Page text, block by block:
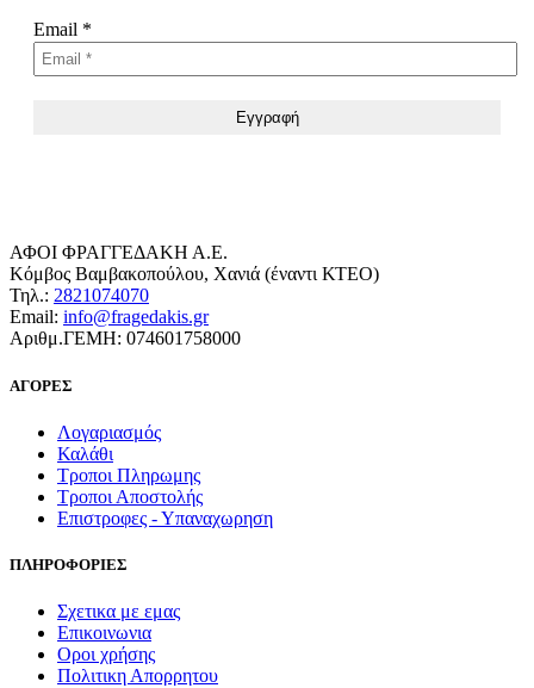
Email *
ΑΦΟΙ ΦΡΑΓΓΕΔΑΚΗ Α.Ε.
Κόμβος Βαμβακοπούλου, Χανιά (έναντι ΚΤΕΟ)
Τηλ.: 2821074070
Email: info@fragedakis.gr
Αριθμ.ΓΕΜΗ: 074601758000
ΑΓΟΡΕΣ
Λογαριασμός
Καλάθι
Τροποι Πληρωμης
Τροποι Αποστολής
Επιστροφες - Υπαναχωρηση
ΠΛΗΡΟΦΟΡΙΕΣ
Σχετικα με εμας
Επικοινωνια
Οροι χρήσης
Πολιτικη Απορρητου